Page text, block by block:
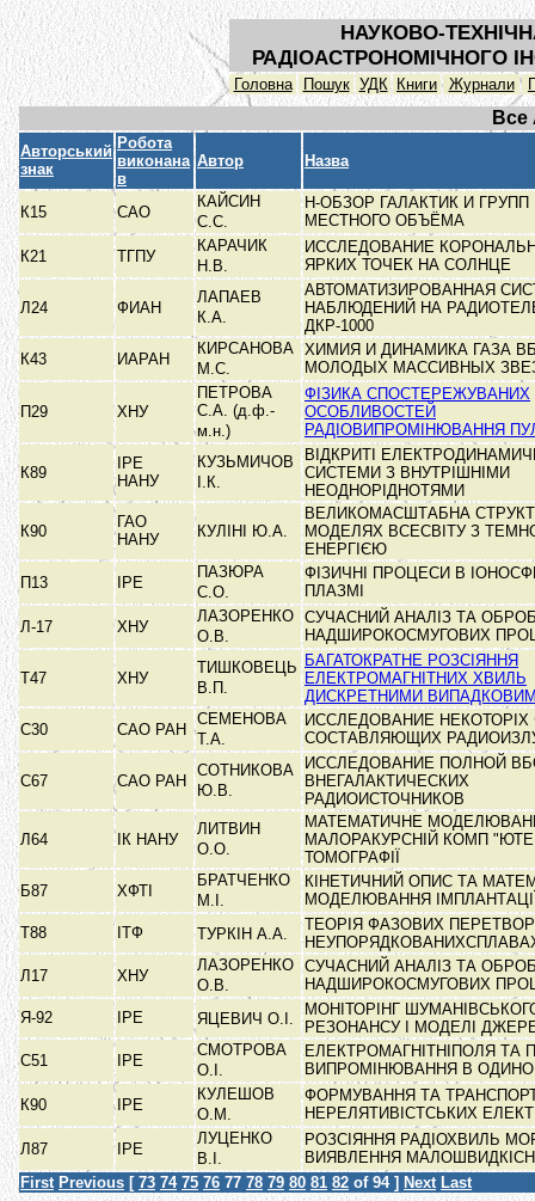
НАУКОВО-
РАДІОАСТРОНОМІЧНОГО
Головна Пошук УДК Книги Журнали
Все
Авторський
знак
Робота
виконана
в
Автор Назва
К15 САО
КАЙСИН
С.С.
Н-ОБЗОР ГАЛАКТИК И ГРУПП
МЕСТНОГО ОБЪЁМА
К21
ТГПУ
КАРАЧИК
Н.В.
ИССЛЕДОВАНИЕ
ЯРКИХ ТОЧЕК НА СОЛНЦЕ
Л24 ФИАН
ЛАПАЕВ
К.А.
АВТОМАТИЗИРОВАННАЯ
НАБЛЮДЕНИЙ НА
ДКР-1000
К43
ИАРАН
КИРСАНОВА
М.С.
ХИМИЯ И ДИНАМИКА ГАЗА
МОЛОДЫХ МАССИВНЫХ
П29 ХНУ
ПЕТРОВА
С.А. (д.ф.-
м.н.)
ФІЗИКА СПОСТЕРЕЖУВАНИХ
ОСОБЛИВОСТЕЙ
РАДІОВИПРОМІНЮВАННЯ
К89
ІРЕ
НАНУ
КУЗЬМИЧОВ
І.К.
ВІДКРИТІ
СИСТЕМИ З ВНУТРІШНІМИ
НЕОДНОРІДНОТЯМИ
К90
ГАО
НАНУ
КУЛІНІ Ю.А.
ВЕЛИКОМАСШТАБНА
МОДЕЛЯХ ВСЕСВІТУ З
ЕНЕРГІЄЮ
П13
ІРЕ
ПАЗЮРА
С.О.
ФІЗИЧНІ ПРОЦЕСИ В
ПЛАЗМІ
Л-17
ХНУ
ЛАЗОРЕНКО
О.В.
СУЧАСНИЙ АНАЛІЗ ТА
НАДШИРОКОСМУГОВИХ
Т47 ХНУ
ТИШКОВЕЦЬ
В.П.
БАГАТОКРАТНЕ РОЗСІЯННЯ
ЕЛЕКТРОМАГНІТНИХ ХВИЛЬ
ДИСКРЕТНИМИ
С30
САО РАН
СЕМЕНОВА
Т.А.
ИССЛЕДОВАНИЕ НЕКОТОРІХ
СОСТАВЛЯЮЩИХ
С67 САО РАН
СОТНИКОВА
Ю.В.
ИССЛЕДОВАНИЕ ПОЛНОЙ
ВНЕГАЛАКТИЧЕСКИХ
РАДИОИСТОЧНИКОВ
Л64 ІК НАНУ
ЛИТВИН
О.О.
МАТЕМАТИЧНЕ
МАЛОРАКУРСНІЙ КОМП
ТОМОГРАФІЇ
Б87
ХФТІ
БРАТЧЕНКО
М.І.
КІНЕТИЧНИЙ ОПИС ТА
МОДЕЛЮВАННЯ
Т88
ІТФ ТУРКІН А.А.
ТЕОРІЯ ФАЗОВИХ
Л17
ХНУ
ЛАЗОРЕНКО
О.В.
СУЧАСНИЙ АНАЛІЗ ТА
НАДШИРОКОСМУГОВИХ
Я-92
ІРЕ ЯЦЕВИЧ О.І.
МОНІТОРІНГ
РЕЗОНАНСУ І МОДЕЛІ
С51
ІРЕ
СМОТРОВА
О.І.
ЕЛЕКТРОМАГНІТНІПОЛЯ ТА
ВИПРОМІНЮВАННЯ В
К90
ІРЕ
КУЛЕШОВ
О.М.
ФОРМУВАННЯ ТА
НЕРЕЛЯТИВІСТСЬКИХ
Л87
ІРЕ
ЛУЦЕНКО
В.І.
РОЗСІЯННЯ РАДІОХВИЛЬ
ВИЯВЛЕННЯ
First Previous [ 73 74 75 76 77 78 79 80 81 82 of 94 ] Next Last